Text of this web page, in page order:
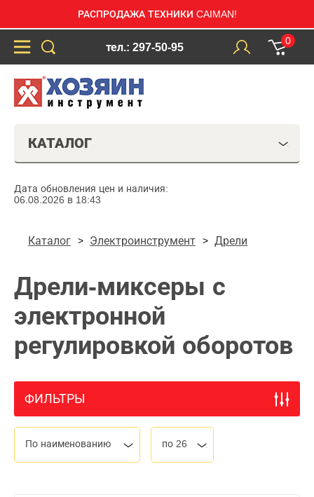
РАСПРОДАЖА ТЕХНИКИ CAIMAN!
тел.: 297-50-95
0
КАТАЛОГ
Дата обновления цен и наличия:
06.08.2026 в 18:43
Каталог Электроинструмент Дрели
Дрели-миксеры с
электронной
регулировкой оборотов
ФИЛЬТРЫ
По наименованию по 26